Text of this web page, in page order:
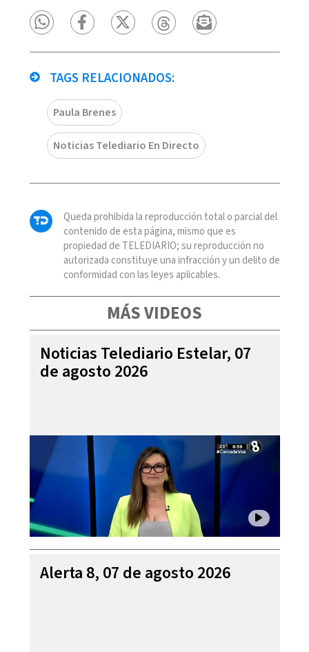
TAGS RELACIONADOS:
Paula Brenes
Noticias Telediario En Directo
Queda prohibida la reproducción total o parcial del
contenido de esta página, mismo que es
propiedad de TELEDIARIO; su reproducción no
autorizada constituye una infracción y un delito de
conformidad con las leyes aplicables.
MÁS VIDEOS
Noticias Telediario Estelar, 07
de agosto 2026
Alerta 8, 07 de agosto 2026